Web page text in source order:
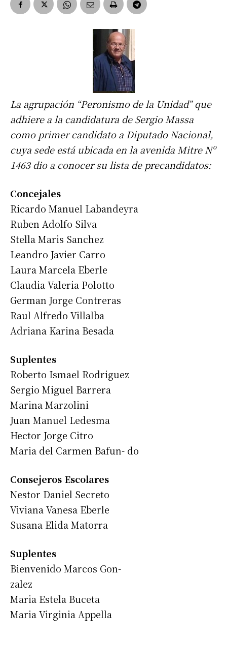
La agrupación “Peronismo de la Unidad” que
adhiere a la candidatura de Sergio Massa
como primer candidato a Diputado Nacional,
cuya sede está ubicada en la avenida Mitre Nº
1463 dio a conocer su lista de precandidatos:
Concejales
Ricardo Manuel Labandeyra
Ruben Adolfo Silva
Stella Maris Sanchez
Leandro Javier Carro
Laura Marcela Eberle
Claudia Valeria Polotto
German Jorge Contreras
Raul Alfredo Villalba
Adriana Karina Besada
Suplentes
Roberto Ismael Rodriguez
Sergio Miguel Barrera
Marina Marzolini
Juan Manuel Ledesma
Hector Jorge Citro
Maria del Carmen Bafun- do
Consejeros Escolares
Nestor Daniel Secreto
Viviana Vanesa Eberle
Susana Elida Matorra
Suplentes
Bienvenido Marcos Gon-
zalez
Maria Estela Buceta
Maria Virginia Appella